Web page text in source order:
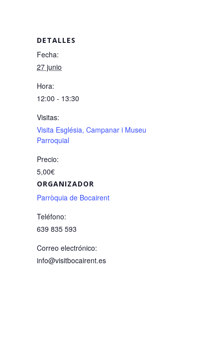
DETALLES
Fecha:
27 junio
Hora:
12:00 - 13:30
Visitas:
Visita Església, Campanar i Museu
Parroquial
Precio:
5,00€
ORGANIZADOR
Parròquia de Bocairent
Teléfono:
639 835 593
Correo electrónico:
info@visitbocairent.es